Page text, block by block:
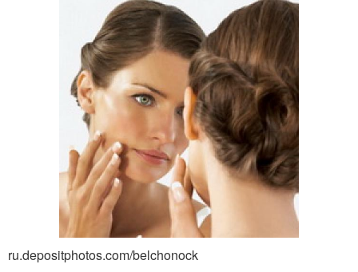
ru.depositphotos.com/belchonock